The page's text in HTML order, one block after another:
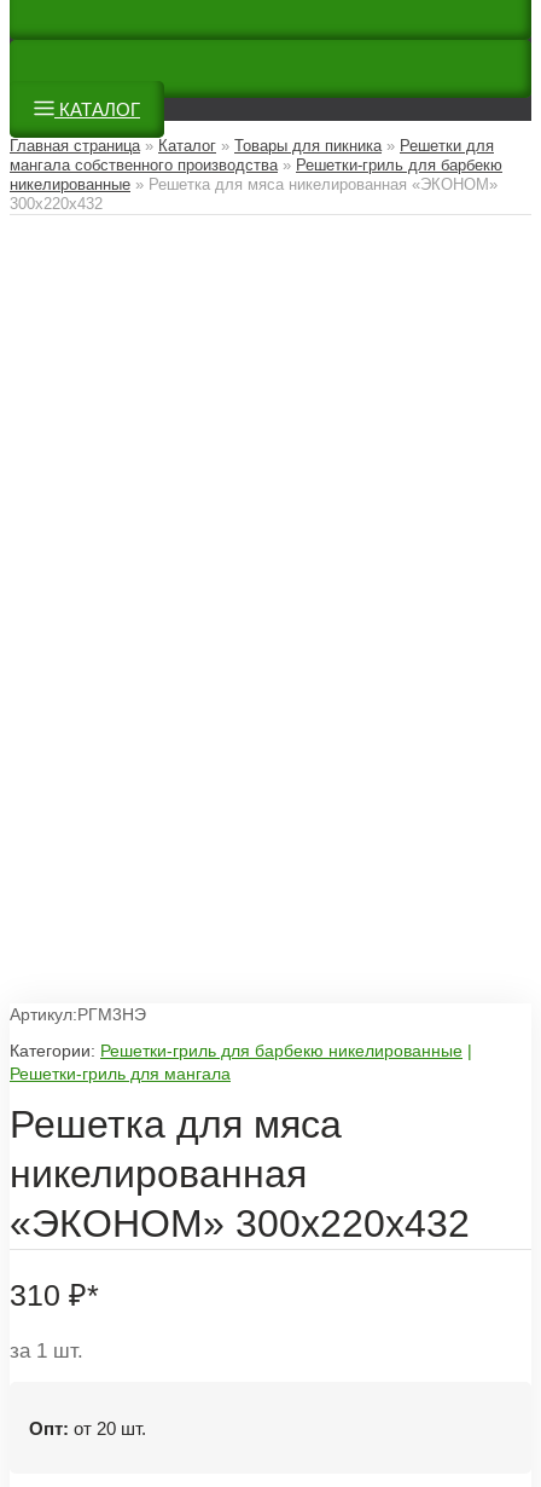
КАТАЛОГ
Главная страница» Каталог » Товары для пикника» Решетки для
мангала собственного производства» Решетки-гриль для барбекю
никелированные » Решетка для мяса никелированная «ЭКОНОМ»
300х220х432
Артикул:РГМ3НЭ
Категории: Решетки-гриль для барбекю никелированные |
Решетки-гриль для мангала
Решетка для мяса
никелированная
«ЭКОНОМ» 300х220х432
310 ₽*
за 1 шт.
Опт: от 20 шт.